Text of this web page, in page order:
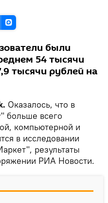
были
54 тысячи
тысячи рублей на
Оказалось, что в
больше всего
компьютерной и
в исследовании
результаты
РИА Новости.